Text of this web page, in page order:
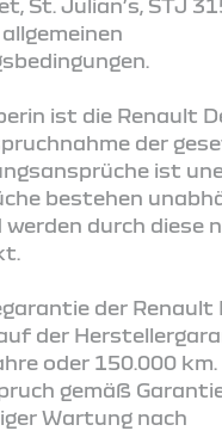
St. Julian’s, STJ
ist die Renault
der
ist
bestehen
werden durch diese
der Renault
der
oder 150.000
gemäß
Wartung nach